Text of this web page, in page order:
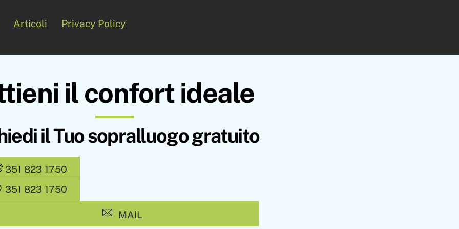
Articoli Privacy Policy
il confort ideale
il Tuo sopralluogo gratuito
351 823 1750
351 823 1750
MAIL